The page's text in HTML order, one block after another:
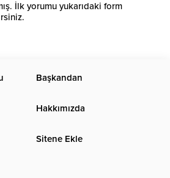
İlk yorumu yukarıdaki form
Başkandan
Hakkımızda
Sitene Ekle